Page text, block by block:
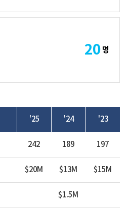
20 명
'25 '24 '23
242 189 197
$20M $13M $15M
$1.5M